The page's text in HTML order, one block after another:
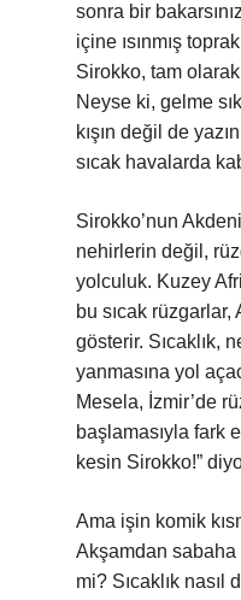
sonra bir
içine ısınmış
Sirokko, tam
Neyse ki, gelme
kışın değil de
sıcak havalarda
Sirokko’nun
nehirlerin değil,
yolculuk. Kuzey
bu sıcak rüzgarlar,
gösterir. Sıcaklık,
yanmasına yol
Mesela, İzmir’de
başlamasıyla fark
kesin Sirokko!”
Ama işin komik
Akşamdan
mi? Sıcaklık nasıl